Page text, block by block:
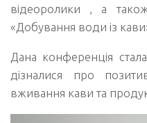
відеоролики , а
«Добування води із
Дана конференція
дізналися про
вживання кави та